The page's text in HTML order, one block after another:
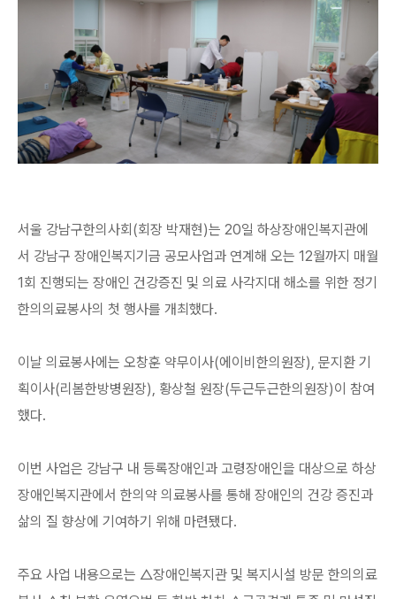
서울 강남구한의사회(회장 박재현)는 20일 하상장애인복지관에
서 강남구 장애인복지기금 공모사업과 연계해 오는 12월까지 매월
1회 진행되는 장애인 건강증진 및 의료 사각지대 해소를 위한 정기
한의의료봉사의 첫 행사를 개최했다.
이날 의료봉사에는 오창훈 약무이사(에이비한의원장), 문지환 기
획이사(리봄한방병원장), 황상철 원장(두근두근한의원장)이 참여
했다.
이번 사업은 강남구 내 등록장애인과 고령장애인을 대상으로 하상
장애인복지관에서 한의약 의료봉사를 통해 장애인의 건강 증진과
삶의 질 향상에 기여하기 위해 마련됐다.
주요 사업 내용으로는 △장애인복지관 및 복지시설 방문 한의의료